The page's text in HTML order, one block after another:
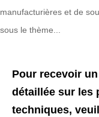
manufacturières et de
sous le thème...
Pour recevoir
détaillée sur les
techniques,